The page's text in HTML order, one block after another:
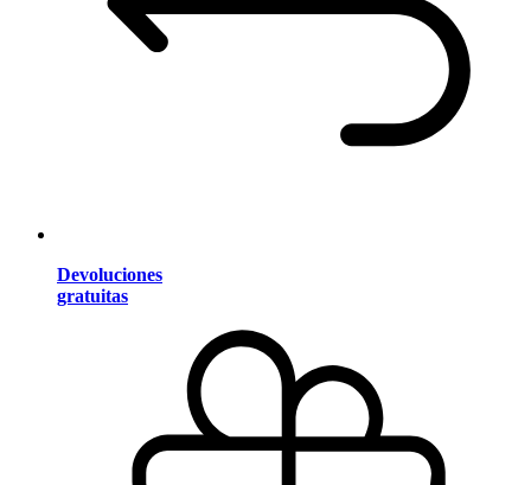
Devoluciones
gratuitas